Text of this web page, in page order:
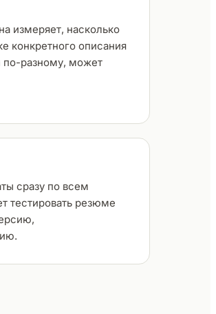
измеряет, насколько
конкретного описания
по-разному, может
сразу по всем
тестировать резюме